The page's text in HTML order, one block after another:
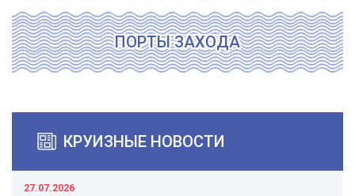
ПОРТЫ ЗАХОДА
КРУИЗНЫЕ НОВОСТИ
27.07.2026